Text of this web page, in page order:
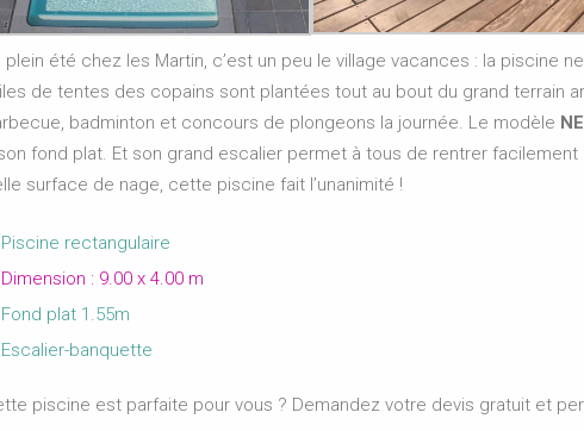
plein été chez les Martin, c’est un peu le village vacances : la piscine
de tentes des copains sont plantées tout au bout du grand terrain
badminton et concours de plongeons la journée. Le modèle
fond plat. Et son grand escalier permet à tous de rentrer
surface de nage, cette piscine fait l’unanimité !
rectangulaire
: 9.00 x 4.00 m
plat 1.55m
banquette
piscine est parfaite pour vous ? Demandez votre devis gratuit et